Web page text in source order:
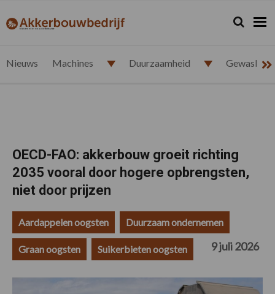
de
de
de
de
akkerbouwbedrijf.nl Zoeken...
Zoek
Nieuws Machines Duurzaamheid
OECD-FAO: akkerbouw groeit richting
2035 vooral door hogere opbrengsten,
niet door prijzen
Aardappelen oogsten Duurzaam ondernemen
Graan oogsten Suikerbieten oogsten 9 juli 2026